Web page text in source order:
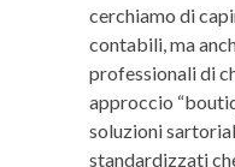
cerchiamo di
contabili, ma
professionali di
approccio
soluzioni
standardizzati